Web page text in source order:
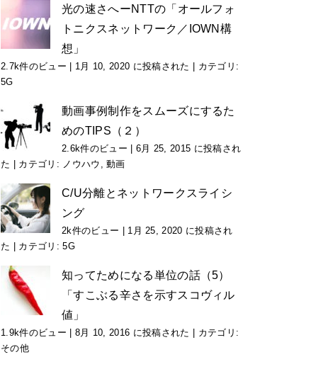
光の速さへーNTTの「オールフォ
トニクスネットワーク／IOWN構
想」
2.7k件のビュー 1月 10, 2020 に投稿された
カテゴリ:
5G
動画事例制作をスムーズにするた
めのTIPS（２）
2.6k件のビュー
6月 25, 2015 に投稿され
た
カテゴリ: ノウハウ ,動画
C/U分離とネットワークスライシ
ング
2k件のビュー
1月 25, 2020 に投稿され
た
カテゴリ:5G
知ってためになる単位の話（5）
「すこぶる辛さを示すスコヴィル
値」
1.9k件のビュー 8月 10, 2016 に投稿された
カテゴリ:
その他